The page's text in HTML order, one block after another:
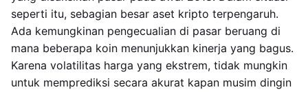
seperti itu, sebagian besar aset kripto terpengaruh.
Ada kemungkinan pengecualian di pasar beruang di
mana beberapa koin menunjukkan kinerja yang bagus.
Karena volatilitas harga yang ekstrem, tidak mungkin
untuk memprediksi secara akurat kapan musim dingin